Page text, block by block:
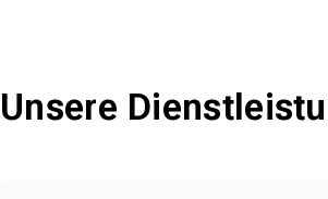
Unsere